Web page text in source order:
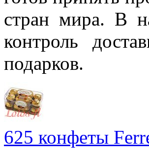
стран мира. В
контроль
подарков.
625 конфеты